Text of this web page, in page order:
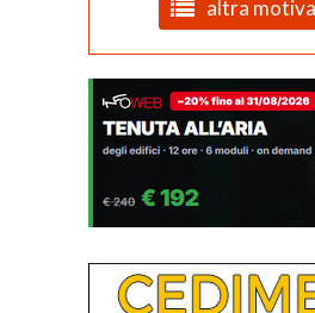
altra